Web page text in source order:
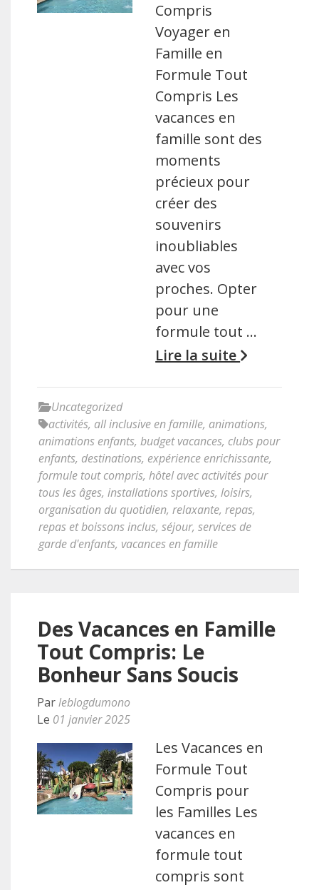
Compris
Voyager en
Famille en
Formule Tout
Compris Les
vacances en
famille sont des
moments
précieux pour
créer des
souvenirs
inoubliables
avec vos
proches. Opter
pour une
formule tout …
Lire la suite
Uncategorized
activités, all inclusive en famille, animations,
animations enfants, budget vacances, clubs pour
enfants, destinations, expérience enrichissante,
formule tout compris, hôtel avec activités pour
tous les âges, installations sportives, loisirs,
organisation du quotidien, relaxante, repas,
repas et boissons inclus, séjour, services de
garde d'enfants, vacances en famille
Des Vacances en Famille
Tout Compris: Le
Bonheur Sans Soucis
Parleblogdumono
Le 01 janvier 2025
Les Vacances en
Formule Tout
Compris pour
les Familles Les
vacances en
formule tout
compris sont